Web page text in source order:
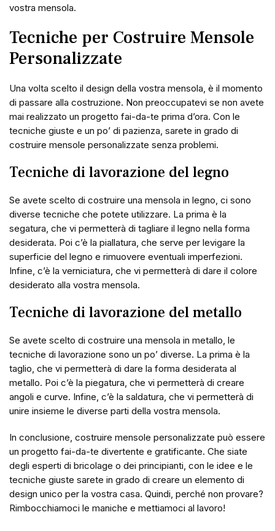
vostra mensola.
Tecniche per Costruire Mensole
Personalizzate
Una volta scelto il design della vostra mensola, è il momento
di passare alla costruzione. Non preoccupatevi se non avete
mai realizzato un progetto fai-da-te prima d’ora. Con le
tecniche giuste e un po’ di pazienza, sarete in grado di
costruire mensole personalizzate senza problemi.
Tecniche di lavorazione del legno
Se avete scelto di costruire una mensola in legno, ci sono
diverse tecniche che potete utilizzare. La prima è la
segatura, che vi permetterà di tagliare il legno nella forma
desiderata. Poi c’è la piallatura, che serve per levigare la
superficie del legno e rimuovere eventuali imperfezioni.
Infine, c’è la verniciatura, che vi permetterà di dare il colore
desiderato alla vostra mensola.
Tecniche di lavorazione del metallo
Se avete scelto di costruire una mensola in metallo, le
tecniche di lavorazione sono un po’ diverse. La prima è la
taglio, che vi permetterà di dare la forma desiderata al
metallo. Poi c’è la piegatura, che vi permetterà di creare
angoli e curve. Infine, c’è la saldatura, che vi permetterà di
unire insieme le diverse parti della vostra mensola.
In conclusione, costruire mensole personalizzate può essere
un progetto fai-da-te divertente e gratificante. Che siate
degli esperti di bricolage o dei principianti, con le idee e le
tecniche giuste sarete in grado di creare un elemento di
design unico per la vostra casa. Quindi, perché non provare?
Rimbocchiamoci le maniche e mettiamoci al lavoro!